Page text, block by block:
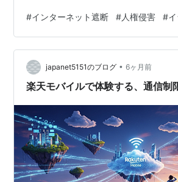
The international community should
#インターネット遮断 #人権侵害 #
japanet5151のブログ • 6ヶ月前
楽天モバイルで体験する、通信制